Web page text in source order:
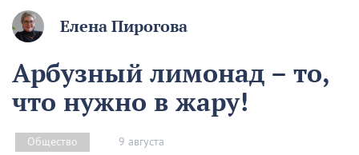
Елена Пирогова
Арбузный лимонад – то,
что нужно в жару!
Общество 9 августа